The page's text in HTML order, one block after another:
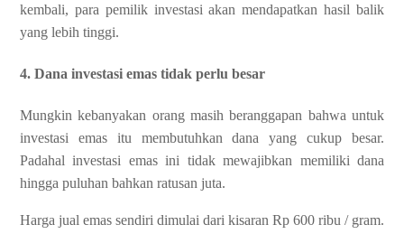
kembali, para pemilik investasi akan mendapatkan hasil balik
yang lebih tinggi.
4. Dana investasi emas tidak perlu besar
Mungkin kebanyakan orang masih beranggapan bahwa untuk
investasi emas itu membutuhkan dana yang cukup besar.
Padahal investasi emas ini tidak mewajibkan memiliki dana
hingga puluhan bahkan ratusan juta.
Harga jual emas sendiri dimulai dari kisaran Rp 600 ribu / gram.